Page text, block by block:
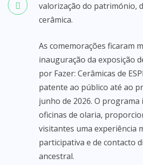
valorização do património,
cerâmica.
As comemorações ficaram
inauguração da exposição
por Fazer: Cerâmicas de
patente ao público até ao
junho de 2026. O
oficinas de olaria,
visitantes uma experiência
participativa e de contacto
ancestral.